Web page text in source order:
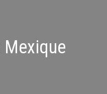
Mexique